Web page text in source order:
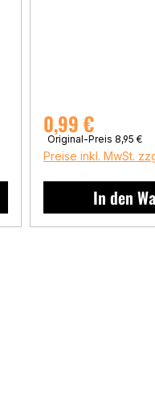
Verkaufspreis:
0,99 €
Original-Preis 8,95 €
Preise inkl. MwSt.
In den